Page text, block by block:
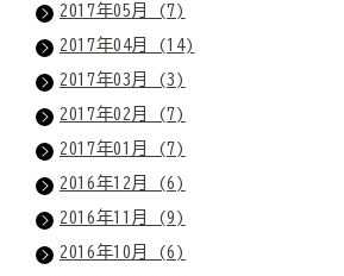
2017年05月 (7)
2017年04月 (14)
2017年03月 (3)
2017年02月 (7)
2017年01月 (7)
2016年12月 (6)
2016年11月 (9)
2016年10月 (6)